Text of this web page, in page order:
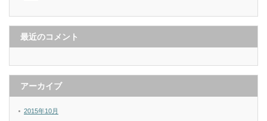
最近のコメント
アーカイブ
2015年10月